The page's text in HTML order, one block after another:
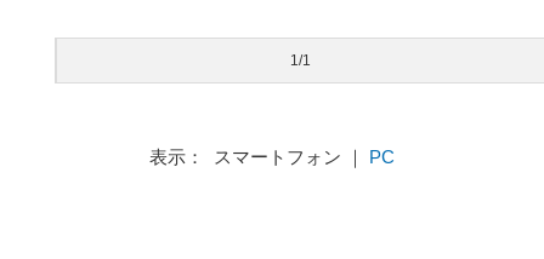
1/1
表示： スマートフォン ｜ PC